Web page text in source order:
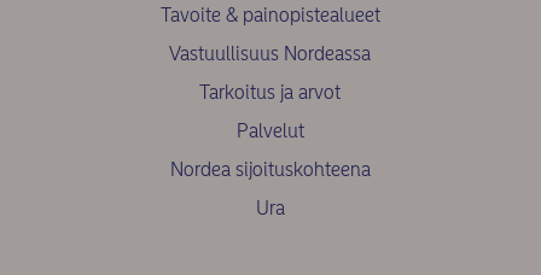
Tavoite & painopistealueet
Vastuullisuus Nordeassa
Tarkoitus ja arvot
Palvelut
Nordea sijoituskohteena
Ura